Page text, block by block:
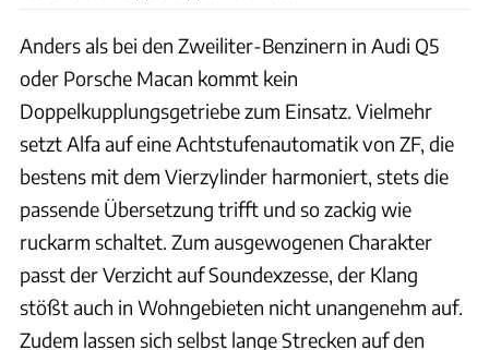
Anders als bei den Zweiliter-Benzinern in Audi Q5
oder Porsche Macan kommt kein
Doppelkupplungsgetriebe zum Einsatz. Vielmehr
setzt Alfa auf eine Achtstufenautomatik von ZF, die
bestens mit dem Vierzylinder harmoniert, stets die
passende Übersetzung trifft und so zackig wie
ruckarm schaltet. Zum ausgewogenen Charakter
passt der Verzicht auf Soundexzesse, der Klang
stößt auch in Wohngebieten nicht unangenehm auf.
Zudem lassen sich selbst lange Strecken auf den